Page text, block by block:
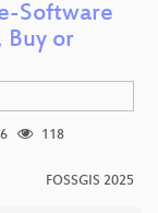
Software
or
118
FOSSGIS 2025